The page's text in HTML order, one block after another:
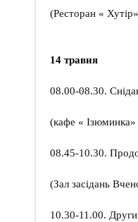
(Ресторан «
14 травня
08.00-08.30.
(кафе « Ізюминка»
08.45-10.30.
(Зал засідань
10.30-11.00.